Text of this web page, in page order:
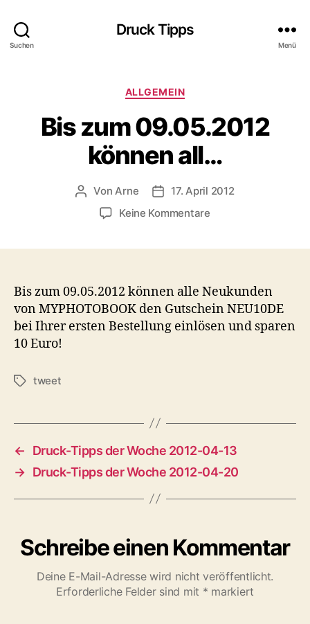
Suchen
Druck Tipps
Menü
Kategorien
ALLGEMEIN
Bis zum 09.05.2012
können all…
Beitragsautor
Von Arne Veröffentlichungsdatum
17. April 2012
Keine Kommentarezu
all…
Bis zum 09.05.2012 können alle Neukunden
von MYPHOTOBOOK den Gutschein NEU10DE
bei Ihrer ersten Bestellung einlösen und sparen
10 Euro!
Schlagwörter
tweet
←
Druck-Tipps der Woche 2012-04-13
→ Druck-Tipps der Woche 2012-04-20
Schreibe einen Kommentar
Deine E-Mail-Adresse wird nicht veröffentlicht.
Erforderliche Felder sind mit * markiert